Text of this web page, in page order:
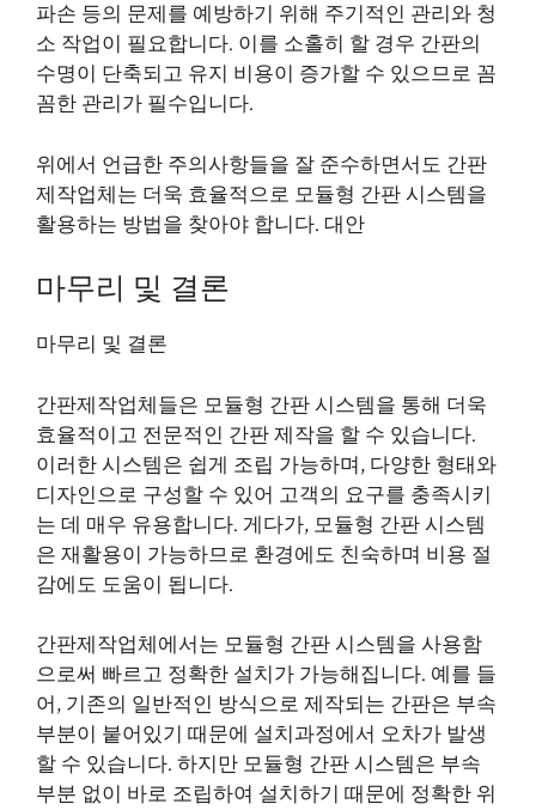
파손 등의 문제를 예방하기 위해 주기적인 관리와 청
소 작업이 필요합니다. 이를 소홀히 할 경우 간판의
수명이 단축되고 유지 비용이 증가할 수 있으므로 꼼
꼼한 관리가 필수입니다.
위에서 언급한 주의사항들을 잘 준수하면서도 간판
제작업체는 더욱 효율적으로 모듈형 간판 시스템을
활용하는 방법을 찾아야 합니다. 대안
마무리 및 결론
마무리 및 결론
간판제작업체들은 모듈형 간판 시스템을 통해 더욱
효율적이고 전문적인 간판 제작을 할 수 있습니다.
이러한 시스템은 쉽게 조립 가능하며, 다양한 형태와
디자인으로 구성할 수 있어 고객의 요구를 충족시키
는 데 매우 유용합니다. 게다가, 모듈형 간판 시스템
은 재활용이 가능하므로 환경에도 친숙하며 비용 절
감에도 도움이 됩니다.
간판제작업체에서는 모듈형 간판 시스템을 사용함
으로써 빠르고 정확한 설치가 가능해집니다. 예를 들
어, 기존의 일반적인 방식으로 제작되는 간판은 부속
부분이 붙어있기 때문에 설치과정에서 오차가 발생
할 수 있습니다. 하지만 모듈형 간판 시스템은 부속
부분 없이 바로 조립하여 설치하기 때문에 정확한 위